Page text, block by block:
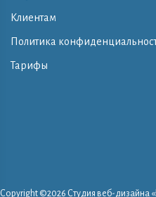
Клиентам
Политика
Тарифы
Copyright ©2026 Студия веб-дизайна